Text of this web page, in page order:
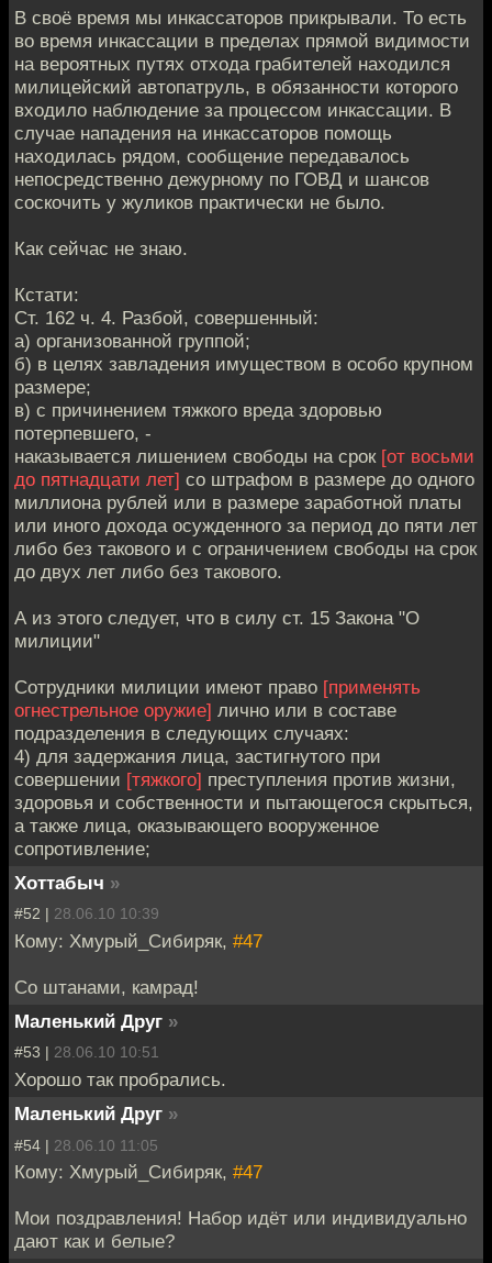
В своё время мы инкассаторов прикрывали. То есть
во время инкассации в пределах прямой видимости
на вероятных путях отхода грабителей находился
милицейский автопатруль, в обязанности которого
входило наблюдение за процессом инкассации. В
случае нападения на инкассаторов помощь
находилась рядом, сообщение передавалось
непосредственно дежурному по ГОВД и шансов
соскочить у жуликов практически не было.
Как сейчас не знаю.
Кстати:
Ст. 162 ч. 4. Разбой, совершенный:
а) организованной группой;
б) в целях завладения имуществом в особо крупном
размере;
в) с причинением тяжкого вреда здоровью
потерпевшего, -
наказывается лишением свободы на срок [от восьми
до пятнадцати лет] со штрафом в размере до одного
миллиона рублей или в размере заработной платы
или иного дохода осужденного за период до пяти лет
либо без такового и с ограничением свободы на срок
до двух лет либо без такового.
А из этого следует, что в силу ст. 15 Закона "О
милиции"
Сотрудники милиции имеют право [применять
огнестрельное оружие] лично или в составе
подразделения в следующих случаях:
4) для задержания лица, застигнутого при
совершении [тяжкого] преступления против жизни,
здоровья и собственности и пытающегося скрыться,
а также лица, оказывающего вооруженное
сопротивление;
Хоттабыч »
#52 | 28.06.10 10:39
Кому: Хмурый_Сибиряк, #47
Со штанами, камрад!
Маленький Друг »
#53 | 28.06.10 10:51
Хорошо так пробрались.
Маленький Друг »
#54 | 28.06.10 11:05
Кому: Хмурый_Сибиряк, #47
Мои поздравления! Набор идёт или индивидуально
дают как и белые?